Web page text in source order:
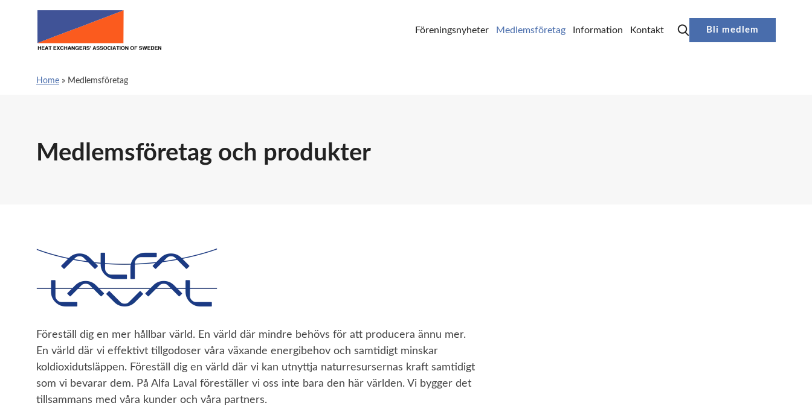
Föreningsnyheter Medlemsföretag Information Kontakt Bli medlem
Home » Medlemsföretag
Medlemsföretag och produkter
Föreställ dig en mer hållbar värld. En värld där mindre behövs för att producera ännu mer.
En värld där vi effektivt tillgodoser våra växande energibehov och samtidigt minskar
koldioxidutsläppen. Föreställ dig en värld där vi kan utnyttja naturresursernas kraft samtidigt
som vi bevarar dem. På Alfa Laval föreställer vi oss inte bara den här världen. Vi bygger det
tillsammans med våra kunder och våra partners.